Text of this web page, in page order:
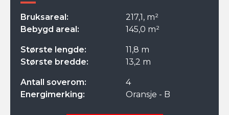
Bruksareal:
217,1, m²
Bebygd areal:
145,0 m²
Største lengde:
11,8 m
Største bredde:
13,2 m
Antall soverom:
4
Energimerking:
Oransje - B